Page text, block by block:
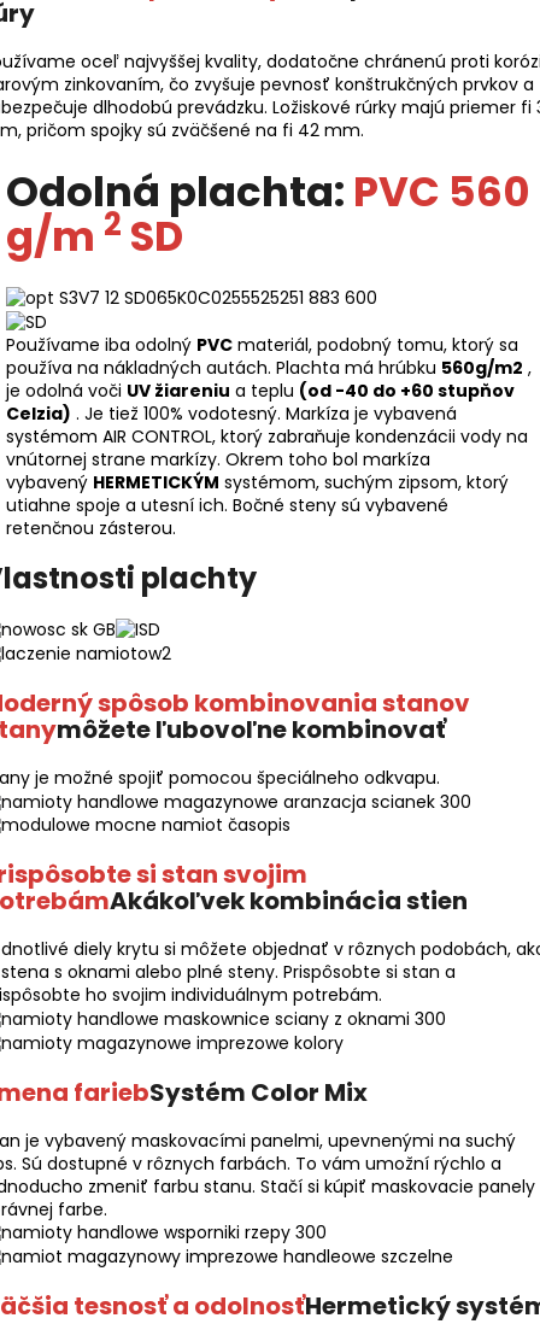
oceľ najvyššej kvality, dodatočne chránenú proti
zinkovaním, čo zvyšuje pevnosť konštrukčných prvkov a
dlhodobú prevádzku. Ložiskové rúrky majú priemer fi
pričom spojky sú zväčšené na fi 42 mm.
Odolná plachta: PVC 560
g/m 2 SD
Používame iba odolný PVC materiál, podobný tomu, ktorý sa
používa na nákladných autách. Plachta má hrúbku 560g/m2 ,
je odolná voči UV žiareniu a teplu (od -40 do +60 stupňov
Celzia) . Je tiež 100% vodotesný. Markíza je vybavená
systémom AIR CONTROL, ktorý zabraňuje kondenzácii vody na
vnútornej strane markízy. Okrem toho bol markíza
vybavený HERMETICKÝM systémom, suchým zipsom, ktorý
utiahne spoje a utesní ich. Bočné steny sú vybavené
retenčnou zásterou.
plachty
spôsob kombinovania stanov
môžete ľubovoľne kombinovať
je možné spojiť pomocou špeciálneho odkvapu.
si stan svojim
Akákoľvek kombinácia stien
diely krytu si môžete objednať v rôznych podobách,
s oknami alebo plné steny. Prispôsobte si stan a
ho svojim individuálnym potrebám.
fariebSystém Color Mix
je vybavený maskovacími panelmi, upevnenými na suchý
Sú dostupné v rôznych farbách. To vám umožní rýchlo a
zmeniť farbu stanu. Stačí si kúpiť maskovacie panely
farbe.
tesnosť a odolnosťHermetický